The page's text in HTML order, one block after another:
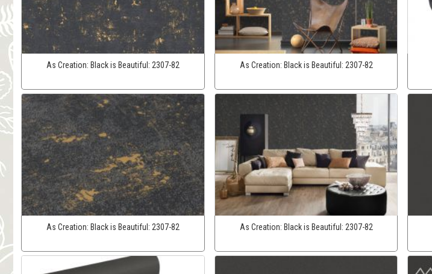
As Creation: Black is Beautiful: 2307-82 As Creation: Black is Beautiful: 2307-82
As Creation: Black is Beautiful: 2307-82 As Creation: Black is Beautiful: 2307-82